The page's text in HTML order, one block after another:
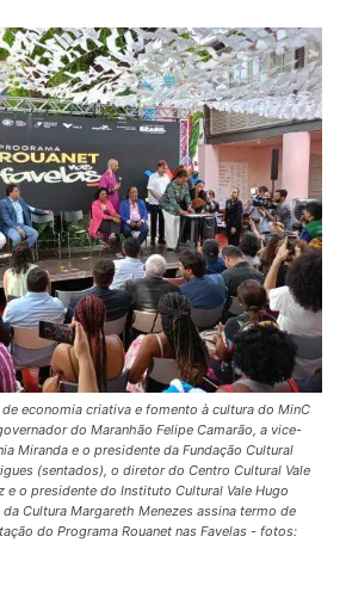
economia criativa e fomento à cultura do MinC
do Maranhão Felipe Camarão, a vice-
Miranda e o presidente da Fundação Cultural
(sentados), o diretor do Centro Cultural Vale
e o presidente do Instituto Cultural Vale Hugo
Cultura Margareth Menezes assina termo de
do Programa Rouanet nas Favelas - fotos: